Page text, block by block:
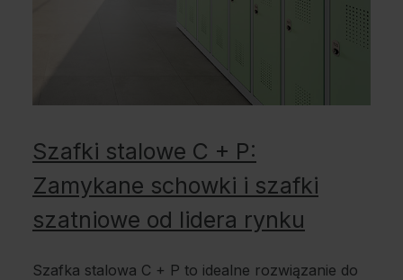
Szafki stalowe C + P:
Zamykane schowki i szafki
szatniowe od lidera rynku
Szafka stalowa C + P to idealne rozwiązanie do